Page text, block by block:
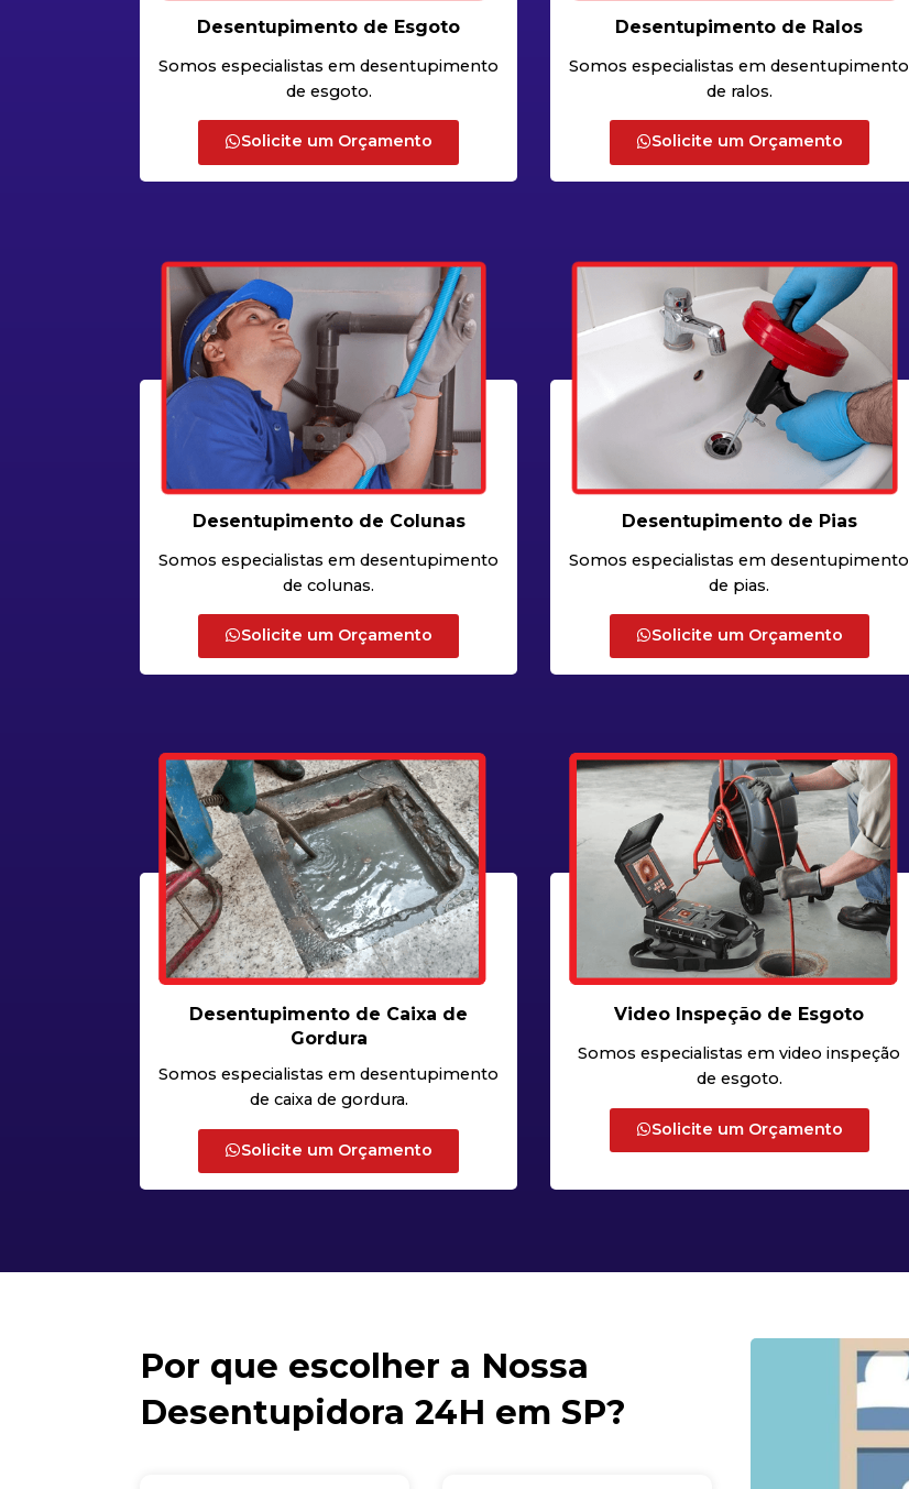
Desentupimento de Esgoto
Somos especialistas em desentupimento
de esgoto.
Solicite um Orçamento
Desentupimento de Ralos
Somos especialistas em desentupimento
de ralos.
Solicite um Orçamento
Desentupimento de Colunas
Somos especialistas em desentupimento
de colunas.
Solicite um Orçamento
Desentupimento de Pias
Somos especialistas em desentupimento
de pias.
Solicite um Orçamento
Desentupimento de Caixa de
Gordura
Somos especialistas em desentupimento
de caixa de gordura.
Solicite um Orçamento
Video Inspeção de Esgoto
Somos especialistas em video inspeção
de esgoto.
Solicite um Orçamento
Por que escolher a Nossa
Desentupidora 24H em SP?